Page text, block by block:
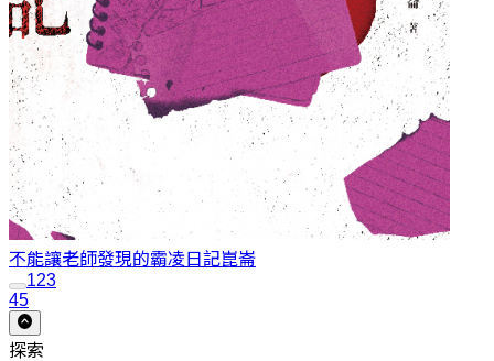
不能讓老師發現的霸凌日記崑崙
123
45
探索